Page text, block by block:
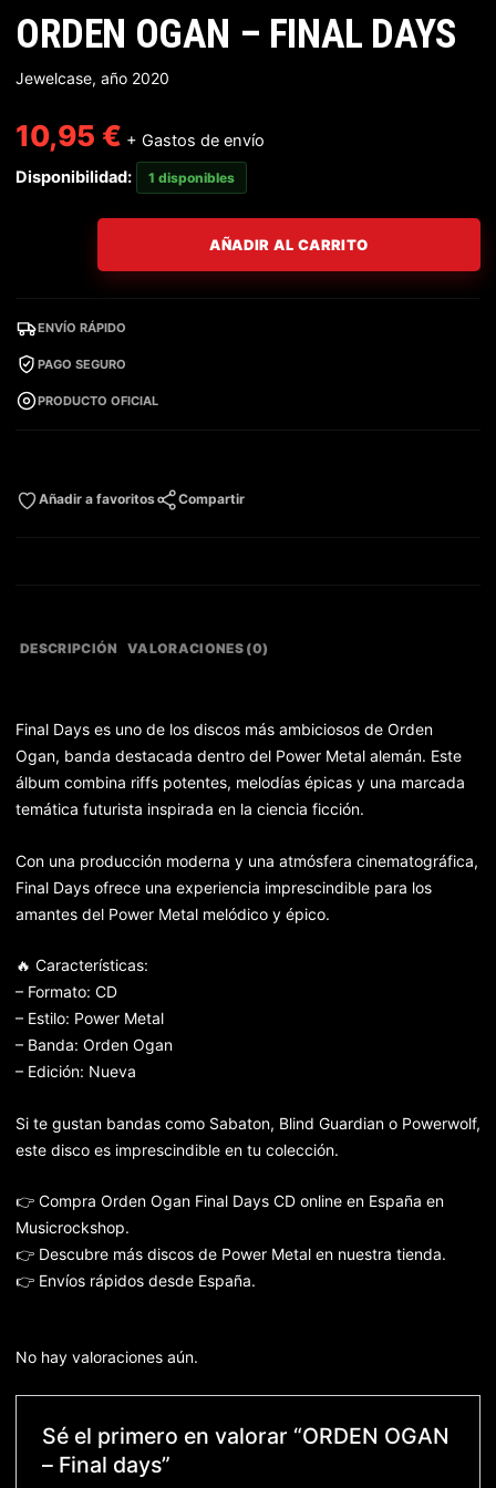
ORDEN OGAN – FINAL DAYS
Jewelcase, año 2020
10,95 € + Gastos de envío
Disponibilidad:
1 disponibles
AÑADIR AL CARRITO
ENVÍO RÁPIDO
PAGO SEGURO
PRODUCTO OFICIAL
Añadir a favoritos Compartir
DESCRIPCIÓN VALORACIONES (0)
Final Days es uno de los discos más ambiciosos de Orden
Ogan, banda destacada dentro del Power Metal alemán. Este
álbum combina riffs potentes, melodías épicas y una marcada
temática futurista inspirada en la ciencia ficción.
Con una producción moderna y una atmósfera cinematográfica,
Final Days ofrece una experiencia imprescindible para los
amantes del Power Metal melódico y épico.
🔥 Características:
– Formato: CD
– Estilo: Power Metal
– Banda: Orden Ogan
– Edición: Nueva
Si te gustan bandas como Sabaton, Blind Guardian o Powerwolf,
este disco es imprescindible en tu colección.
👉 Compra Orden Ogan Final Days CD online en España en
Musicrockshop.
👉 Descubre más discos de Power Metal en nuestra tienda.
👉 Envíos rápidos desde España.
No hay valoraciones aún.
Sé el primero en valorar “ORDEN OGAN
– Final days”